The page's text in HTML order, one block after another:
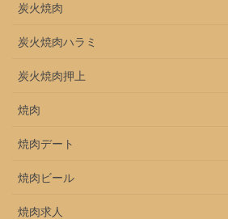
炭火焼肉
炭火焼肉ハラミ
炭火焼肉押上
焼肉
焼肉デート
焼肉ビール
焼肉求人